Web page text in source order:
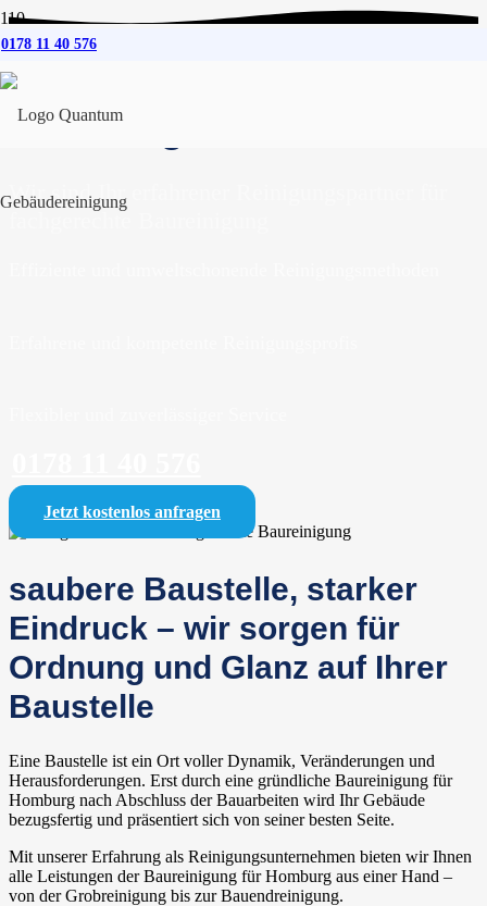
0178 11 40 576
Baureinigung
Homburg
Wir sind Ihr erfahrener Reinigungspartner für
fachgerechte Baureinigung
Jetzt kostenlos anfragen
saubere Baustelle, starker
Eindruck – wir sorgen für
Ordnung und Glanz auf Ihrer
Baustelle
Eine Baustelle ist ein Ort voller Dynamik, Veränderungen und
Herausforderungen. Erst durch eine gründliche Baureinigung für
Homburg nach Abschluss der Bauarbeiten wird Ihr Gebäude
bezugsfertig und präsentiert sich von seiner besten Seite.
Mit unserer Erfahrung als Reinigungsunternehmen bieten wir Ihnen
alle Leistungen der Baureinigung für Homburg aus einer Hand –
von der Grobreinigung bis zur Bauendreinigung.